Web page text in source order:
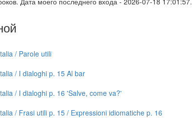
/ Parole utili
/ I dialoghi p. 15 Al bar
/ I dialoghi p. 16 'Salve, come va?'
/ Frasi utili p. 15 / Expressioni idiomatiche p. 16